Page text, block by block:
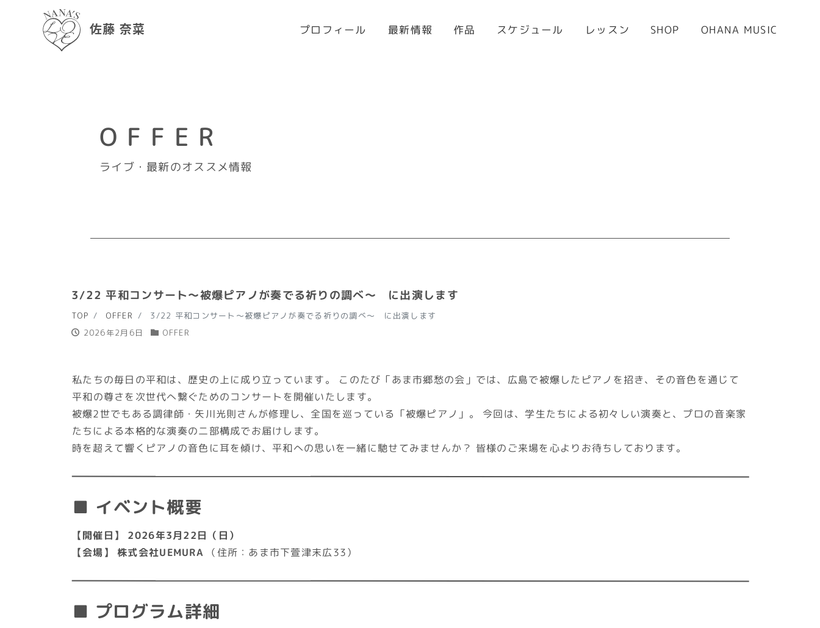
佐藤 奈菜 プロフィール 最新情報 作品 スケジュール レッスン SHOP OHANA MUSIC
OFFER
ライブ・最新のオススメ情報
3/22 平和コンサート～被爆ピアノが奏でる祈りの調べ～ に出演します
TOP OFFER
3/22 平和コンサート～被爆ピアノが奏でる祈りの調べ～ に出演します
2026年2月6日
OFFER
私たちの毎日の平和は、歴史の上に成り立っています。 このたび「あま市郷愁の会」では、広島で被爆したピアノを招き、その音色を通じて
平和の尊さを次世代へ繋ぐためのコンサートを開催いたします。
被爆2世でもある調律師・矢川光則さんが修理し、全国を巡っている「被爆ピアノ」。 今回は、学生たちによる初々しい演奏と、プロの音楽家
たちによる本格的な演奏の二部構成でお届けします。
時を超えて響くピアノの音色に耳を傾け、平和への思いを一緒に馳せてみませんか？ 皆様のご来場を心よりお待ちしております。
■ イベント概要
【開催日】 2026年3月22日（日）
【会場】 株式会社UEMURA （住所：あま市下萱津末広33）
■ プログラム詳細